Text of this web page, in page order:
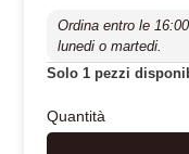
Ordina entro le
lunedi o martedi.
Solo 1 pezzi